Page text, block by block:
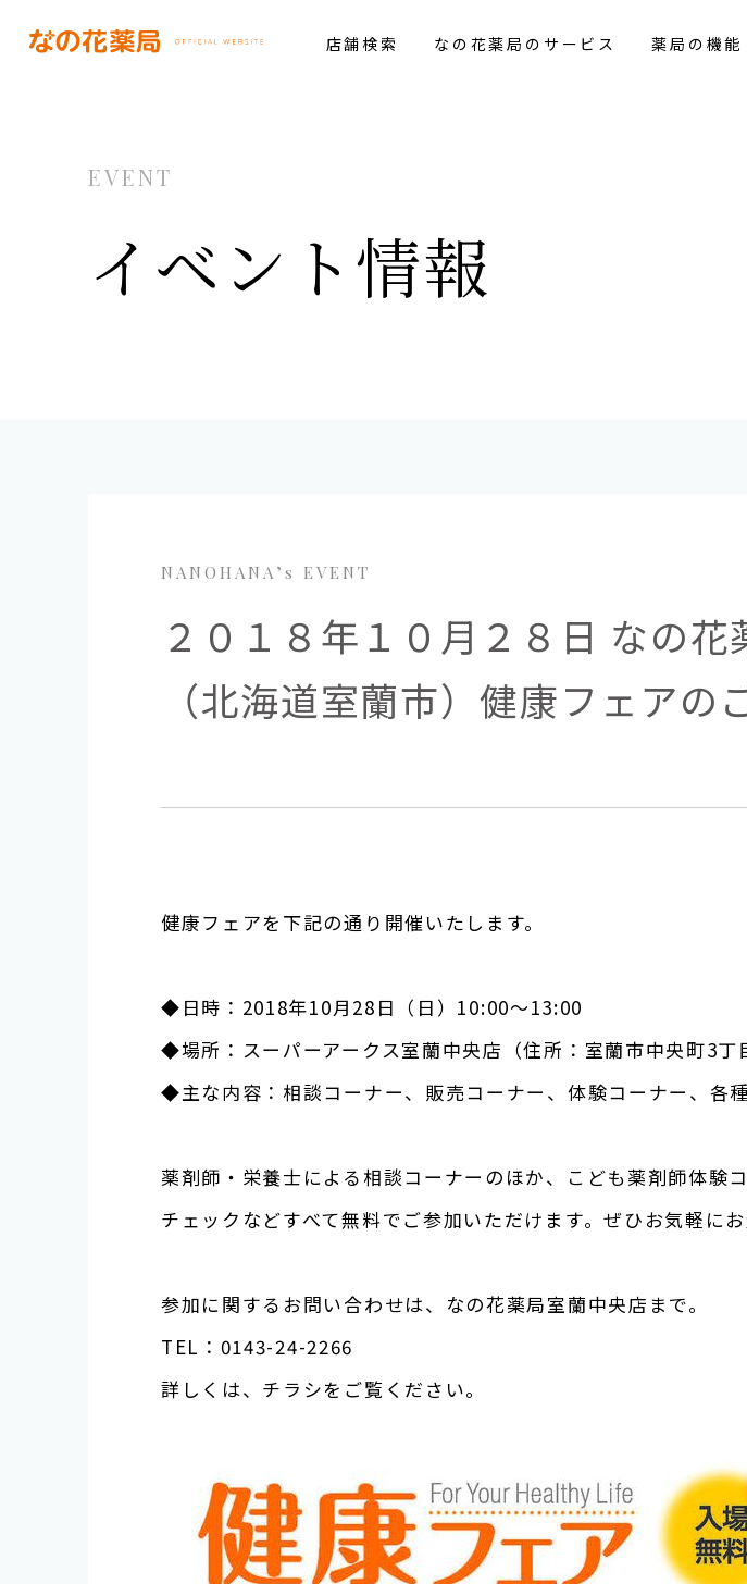
店舗検索 なの花薬局のサービス 薬局の機能
EVENT
イベント情報
NANOHANA’s EVENT
２０１８年１０月２８日 なの
（北海道室蘭市）健康フェアの
健康フェアを下記の通り開催いたします。
◆日時： 2018年10月 28 日（日） 10:00～13:00
◆場所：スーパーアークス室蘭中央店（住所：室蘭市中央町3丁
◆主な内容：相談コーナー、販売コーナー、体験コーナー、各
薬剤師・栄養士による相談コーナーのほか、こども薬剤師体験
チェックなどすべて無料でご参加いただけます。ぜひお気軽にお
参加に関するお問い合わせは、なの花薬局室蘭中央店まで。
TEL ： 0143-24-2266
詳しくは、チラシをご覧ください。